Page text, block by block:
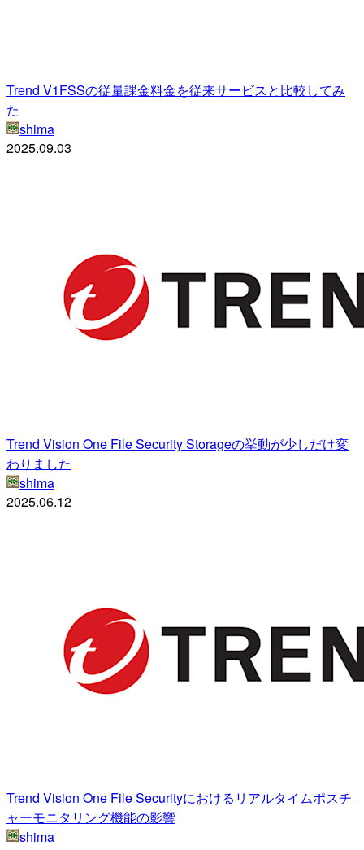
Trend V1FSSの従量課金料金を従来サービスと比較してみ
た
shima
2025.09.03
Trend Vision One File Security Storageの挙動が少しだけ変
わりました
shima
2025.06.12
Trend Vision One File Securityにおけるリアルタイムポスチ
ャーモニタリング機能の影響
shima